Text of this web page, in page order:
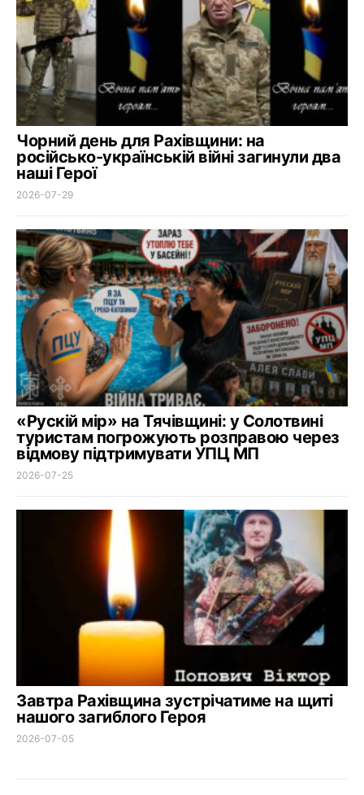
Чорний день для Рахівщини: на
російсько-українській війні загинули два
наші Герої
2026-07-29
«Рускій мір» на Тячівщині: у Солотвині
туристам погрожують розправою через
відмову підтримувати УПЦ МП
2026-07-25
Завтра Рахівщина зустрічатиме на щиті
нашого загиблого Героя
2026-07-05